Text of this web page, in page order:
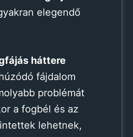
elegendő
háttere
fájdalom
problémát
a fogbél és az
lehetnek,